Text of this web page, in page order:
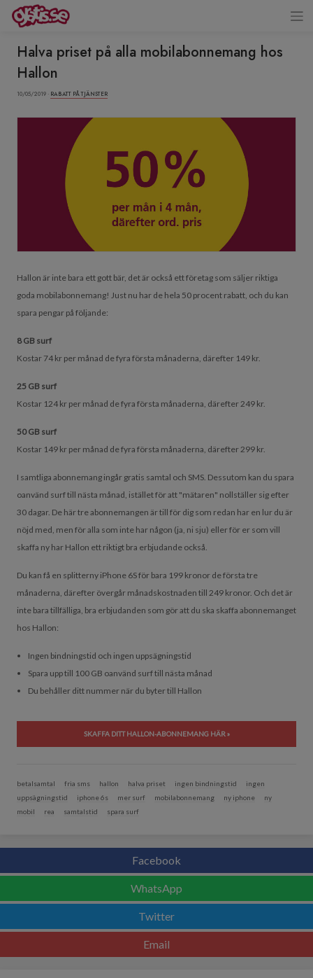
Halva priset på alla mobilabonnemang hos
Hallon
10/05/2019 · RABATT PÅ TJÄNSTER
Hallon är inte bara ett gott bär, det är också ett företag som säljer riktiga
goda mobilabonnemang! Just nu har de hela 50 procent rabatt, och du kan
spara pengar på följande:
8 GB surf
Kostar 74 kr per månad de fyra första månaderna, därefter 149 kr.
25 GB surf
Kostar 124 kr per månad de fyra första månaderna, därefter 249 kr.
50 GB surf
Kostar 149 kr per månad de fyra första månaderna, därefter 299 kr.
I samtliga abonnemang ingår gratis samtal och SMS. Dessutom kan du spara
oanvänd surf till nästa månad, istället för att "mätaren" nollställer sig efter
30 dagar. De här tre abonnemangen är till för dig som redan har en lur du är
nöjd med, men för alla som inte har någon (ja, ni sju) eller för er som vill
skaffa ny har Hallon ett riktigt bra erbjudande också.
Du kan få en splitterny iPhone 6S för bara 199 kronor de första tre
månaderna, därefter övergår månadskostnaden till 249 kronor. Och det är
inte bara tillfälliga, bra erbjudanden som gör att du ska skaffa abonnemanget
hos Hallon:
Ingen bindningstid och ingen uppsägningstid
Spara upp till 100 GB oanvänd surf till nästa månad
Du behåller ditt nummer när du byter till Hallon
SKAFFA DITT HALLON-ABONNEMANG HÄR »
betalsamtal fria sms hallon halva priset ingen bindningstid
ingen
uppsägningstid
iphone 6s mer surf mobilabonnemang ny iphone
ny
mobil
rea samtalstid spara surf
Facebook
WhatsApp
Twitter
Email